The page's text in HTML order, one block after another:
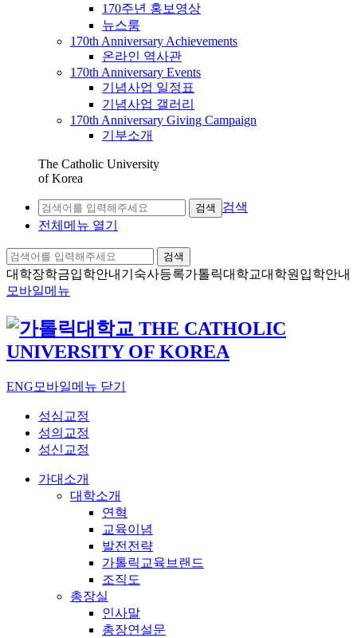
170주년 홍보영상
뉴스룸
170th Anniversary Achievements
온라인 역사관
170th Anniversary Events
기념사업 일정표
기념사업 갤러리
170th Anniversary Giving Campaign
기부소개
The Catholic University
of Korea
검색
검색
전체메뉴 열기
검색
대학장학금입학안내 기숙사등록가톨릭대학교대학원입학안내
모바일메뉴
ENG 모바일메뉴 닫기
성심교정
성의교정
성신교정
가대소개
대학소개
연혁
교육이념
발전전략
가톨릭교육브랜드
조직도
총장실
인사말
총장연설문